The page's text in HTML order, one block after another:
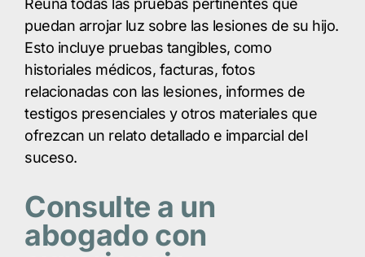
Reúna todas las pruebas pertinentes que
puedan arrojar luz sobre las lesiones de su hijo.
Esto incluye pruebas tangibles, como
historiales médicos, facturas, fotos
relacionadas con las lesiones, informes de
testigos presenciales y otros materiales que
ofrezcan un relato detallado e imparcial del
suceso.
Consulte a un
abogado con